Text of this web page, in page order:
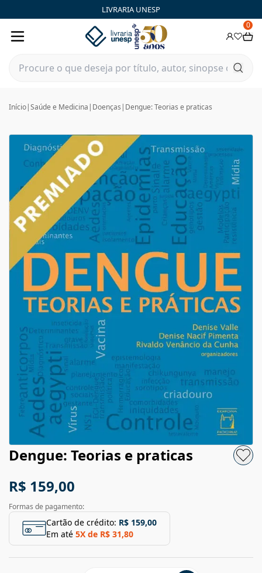
LIVRARIA UNESP
0
Início|Saúde e Medicina | Doenças | Dengue: Teorias e praticas
Dengue: Teorias e praticas
R$ 159,00
Formas de pagamento:
Cartão de crédito: R$ 159,00
Em até 5X de R$ 31,80